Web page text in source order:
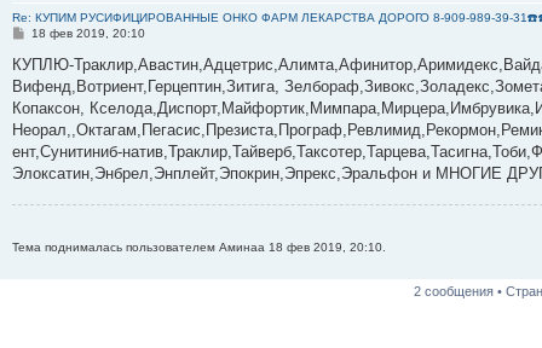
Re: КУПИМ РУСИФИЦИРОВАННЫЕ ОНКО ФАРМ ЛЕКАРСТВА ДОРОГО 8-909-989-39-
С
о
щ
е
и
е
18 фев 2019, 20:10
КУПЛЮ-
Вифенд,Вотриент,Герцептин,Зитига,
Копаксон,
ент,Сунитиниб-
Элоксатин,Энбрел,Энплейт,Эпокрин,Эпрекс,Эральфон и МНОГИЕ
Тема поднималась пользователем Аминаа 18 фев 2019, 20:10.
2 сообщения •